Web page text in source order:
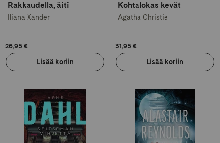
Rakkaudella, äiti
Iliana Xander
26,95 €
Kohtalokas kevät
Agatha Christie
31,95 €